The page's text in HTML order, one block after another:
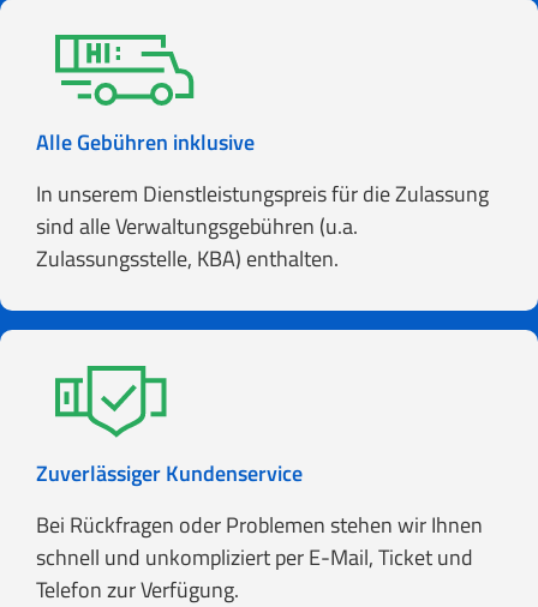
Alle Gebühren inklusive
In unserem Dienstleistungspreis für die Zulassung
sind alle Verwaltungsgebühren (u.a.
Zulassungsstelle, KBA) enthalten.
Zuverlässiger Kundenservice
Bei Rückfragen oder Problemen stehen wir Ihnen
schnell und unkompliziert per E-Mail, Ticket und
Telefon zur Verfügung.